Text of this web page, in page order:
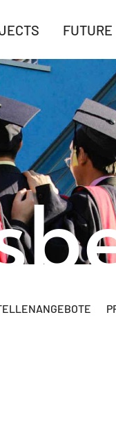
FUTURE